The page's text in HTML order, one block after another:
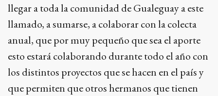
llegar a toda la comunidad de Gualeguay a este
llamado, a sumarse, a colaborar con la colecta
anual, que por muy pequeño que sea el aporte
esto estará colaborando durante todo el año con
los distintos proyectos que se hacen en el país y
que permiten que otros hermanos que tienen